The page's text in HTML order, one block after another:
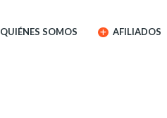
QUIÉNES SOMOS AFILIADOS